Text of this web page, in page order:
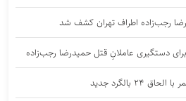
رجب‌زاده اطراف تهران کشف شد
دستگیری عاملانِ قتل حمیدرضا رجب‌زاده
بالگرد جدید